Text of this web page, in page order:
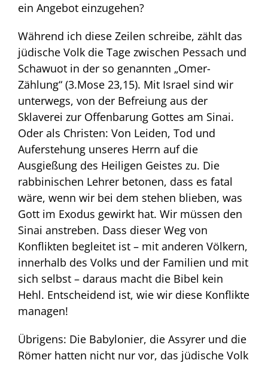
ein Angebot einzugehen?
Während ich diese Zeilen schreibe, zählt das
jüdische Volk die Tage zwischen Pessach und
Schawuot in der so genannten „Omer-
Zählung“ (3.Mose 23,15). Mit Israel sind wir
unterwegs, von der Befreiung aus der
Sklaverei zur Offenbarung Gottes am Sinai.
Oder als Christen: Von Leiden, Tod und
Auferstehung unseres Herrn auf die
Ausgießung des Heiligen Geistes zu. Die
rabbinischen Lehrer betonen, dass es fatal
wäre, wenn wir bei dem stehen blieben, was
Gott im Exodus gewirkt hat. Wir müssen den
Sinai anstreben. Dass dieser Weg von
Konflikten begleitet ist – mit anderen Völkern,
innerhalb des Volks und der Familien und mit
sich selbst – daraus macht die Bibel kein
Hehl. Entscheidend ist, wie wir diese Konflikte
managen!
Übrigens: Die Babylonier, die Assyrer und die
Römer hatten nicht nur vor, das jüdische Volk